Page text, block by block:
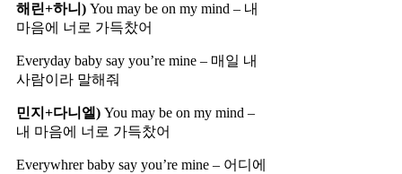
해린+하니) You may be on my mind – 내
마음에 너로 가득찼어
Everyday baby say you’re mine – 매일 내
사람이라 말해줘
민지+다니엘) You may be on my mind –
내 마음에 너로 가득찼어
Everywhrer baby say you’re mine – 어디에